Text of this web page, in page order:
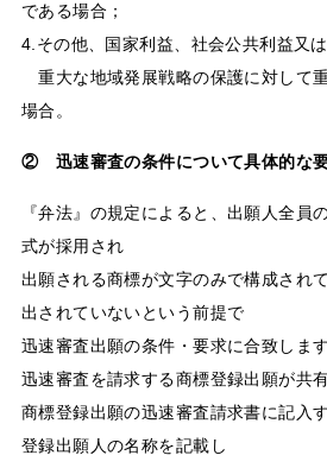
である場合；
4.その他、国家利益、社会公共利益又は
重大な地域発展戦略の保護に対して
場合。
② 迅速審査の条件について具体的な
『弁法』の規定によると、出願人全員
式が採用され
出願される商標が文字のみで構成され
出されていないという前提で
迅速審査出願の条件・要求に合致します
迅速審査を請求する商標登録出願が共
商標登録出願の迅速審査請求書に記入
登録出願人の名称を記載し